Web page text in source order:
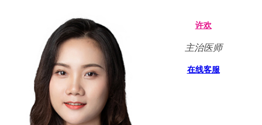
许欢
主治医师
在线客服